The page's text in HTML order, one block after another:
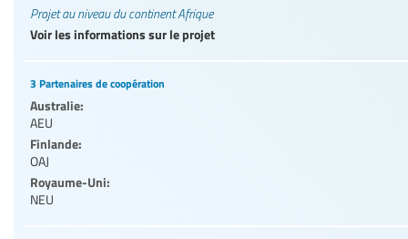
Projet au niveau du continent Afrique
Voir les informations sur le projet
3 Partenaires de coopération
Australie:
AEU
Finlande:
OAJ
Royaume-Uni:
NEU